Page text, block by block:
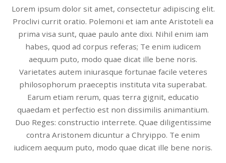
Lorem ipsum dolor sit amet, consectetur adipiscing elit.
Proclivi currit oratio. Polemoni et iam ante Aristoteli ea
prima visa sunt, quae paulo ante dixi. Nihil enim iam
habes, quod ad corpus referas; Te enim iudicem
aequum puto, modo quae dicat ille bene noris.
Varietates autem iniurasque fortunae facile veteres
philosophorum praeceptis instituta vita superabat.
Earum etiam rerum, quas terra gignit, educatio
quaedam et perfectio est non dissimilis animantium.
Duo Reges: constructio interrete. Quae diligentissime
contra Aristonem dicuntur a Chryippo. Te enim
iudicem aequum puto, modo quae dicat ille bene noris.